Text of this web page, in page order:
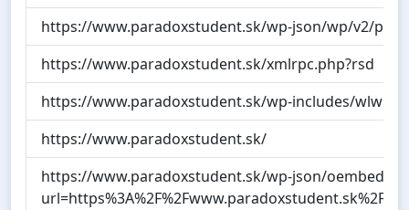
https://www.paradoxstudent.sk/wp-json/wp/v2/
https://www.paradoxstudent.sk/xmlrpc.php?rsd
https://www.paradoxstudent.sk/wp-includes/
https://www.paradoxstudent.sk/
https://www.paradoxstudent.sk/wp-json/oembed/
url=https%3A%2F%2Fwww.paradoxstudent.sk%2F